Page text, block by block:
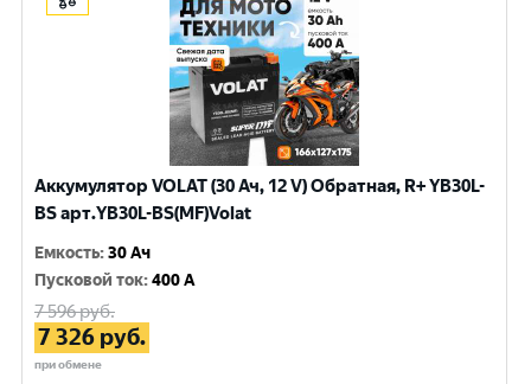
Аккумулятор VOLAT (30 Ач, 12 V) Обратная, R+ YB30L-
BS арт.YB30L-BS(MF)Volat
Емкость:30 Ач
Пусковой ток:400 A
7 596руб.
7 326 руб.
при обмене